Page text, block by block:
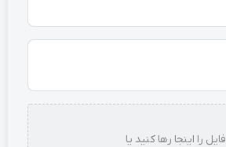
فایل را اینجا رها کنید یا